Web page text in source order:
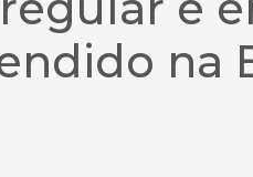
na